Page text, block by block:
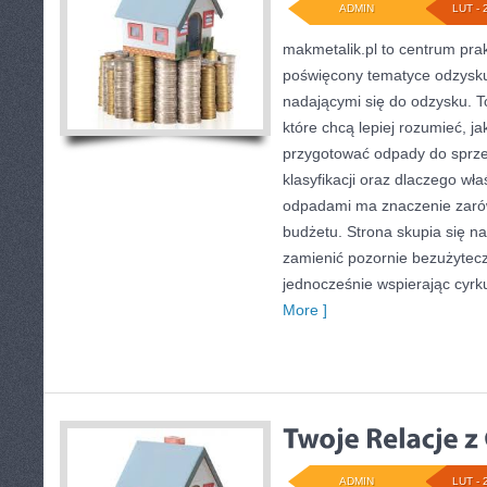
LUT -
ADMIN
makmetalik.pl to centrum
poświęcony tematyce
nadającymi się do odzysku.
które chcą lepiej rozumieć,
przygotować odpady do
klasyfikacji oraz dlaczego
odpadami ma znaczenie
budżetu. Strona skupia się
zamienić pozornie
jednocześnie wspierając
More ]
LUT -
ADMIN